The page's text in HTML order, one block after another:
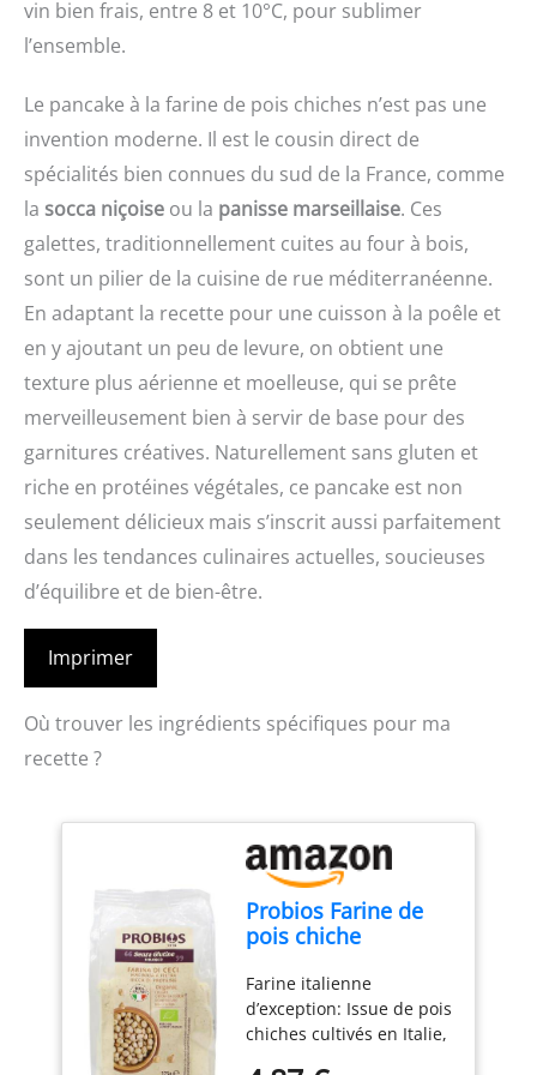
vin bien frais, entre 8 et 10°C, pour sublimer
l’ensemble.
Le pancake à la farine de pois chiches n’est pas une
invention moderne. Il est le cousin direct de
spécialités bien connues du sud de la France, comme
la socca niçoise ou la panisse marseillaise. Ces
galettes, traditionnellement cuites au four à bois,
sont un pilier de la cuisine de rue méditerranéenne.
En adaptant la recette pour une cuisson à la poêle et
en y ajoutant un peu de levure, on obtient une
texture plus aérienne et moelleuse, qui se prête
merveilleusement bien à servir de base pour des
garnitures créatives. Naturellement sans gluten et
riche en protéines végétales, ce pancake est non
seulement délicieux mais s’inscrit aussi parfaitement
dans les tendances culinaires actuelles, soucieuses
d’équilibre et de bien-être.
Imprimer
Où trouver les ingrédients spécifiques pour ma
recette ?
Probios Farine de
pois chiche
gluten - Riche en
protéines et en
fibres - 375 g
Farine italienne
d’exception: Issue de pois
chiches cultivés en Italie,